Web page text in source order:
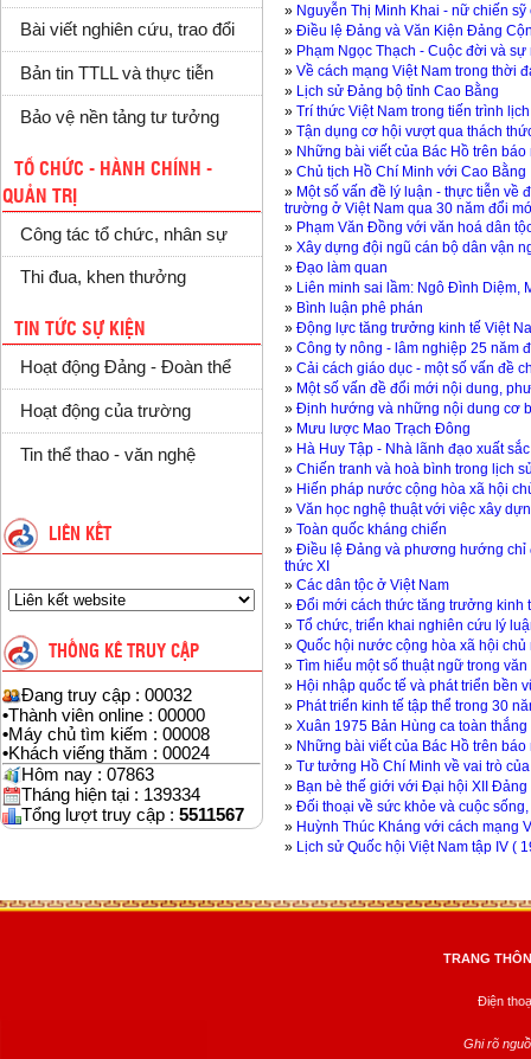
Bài viết nghiên cứu, trao đổi
Bản tin TTLL và thực tiễn
Bảo vệ nền tảng tư tưởng
TỔ CHỨC - HÀNH CHÍNH -
QUẢN TRỊ
Công tác tổ chức, nhân sự
Thi đua, khen thưởng
TIN TỨC SỰ KIỆN
Hoạt động Đảng - Đoàn thể
Hoạt động của trường
Tin thể thao - văn nghệ
LIÊN KẾT
THỐNG KÊ TRUY CẬP
Đang truy cập : 00032
•Thành viên online : 00000
•Máy chủ tìm kiếm : 00008
•Khách viếng thăm : 00024
Hôm nay : 07863
Tháng hiện tại : 139334
Tổng lượt truy cập : 5511567
» Nguyễn Thị Minh Khai - nữ chiến
» Điều lệ Đảng và Văn Kiện Đảng
» Phạm Ngọc Thạch - Cuộc đời và sự
» Về cách mạng Việt Nam trong thời
» Lịch sử Đảng bộ tỉnh Cao Bằng
» Trí thức Việt Nam trong tiến trình
» Tận dụng cơ hội vượt qua thách
» Những bài viết của Bác Hồ trên báo
» Chủ tịch Hồ Chí Minh với Cao Bằng
» Một số vấn đề lý luận - thực tiễn về
trường ở Việt Nam qua 30 năm đổi
» Phạm Văn Đồng với văn hoá dân
» Xây dựng đội ngũ cán bộ dân vận
» Đạo làm quan
» Liên minh sai lầm: Ngô Đình Diệm,
» Bình luận phê phán
» Động lực tăng trưởng kinh tế Việt
» Công ty nông - lâm nghiệp 25 năm
» Cải cách giáo dục - một số vấn đề
» Một số vấn đề đổi mới nội dung,
» Định hướng và những nội dung cơ
» Mưu lược Mao Trạch Đông
» Hà Huy Tập - Nhà lãnh đạo xuất
» Chiến tranh và hoà bình trong lịch
» Hiến pháp nước cộng hòa xã hội
» Văn học nghệ thuật với việc xây
» Toàn quốc kháng chiến
» Điều lệ Đảng và phương hướng chỉ
thức XI
» Các dân tộc ở Việt Nam
» Đổi mới cách thức tăng trưởng kinh
» Tổ chức, triển khai nghiên cứu lý
» Quốc hội nước cộng hòa xã hội
» Tìm hiểu một số thuật ngữ trong
» Hội nhập quốc tế và phát triển bền
» Phát triển kinh tế tập thể trong 30
» Xuân 1975 Bản Hùng ca toàn thắng
» Những bài viết của Bác Hồ trên
» Tư tưởng Hồ Chí Minh về vai trò
» Bạn bè thế giới với Đại hội XII Đảng
» Đối thoại về sức khỏe và cuộc
» Huỳnh Thúc Kháng với cách mạng
» Lịch sử Quốc hội Việt Nam tập IV (
TRANG
Điện
Ghi rõ